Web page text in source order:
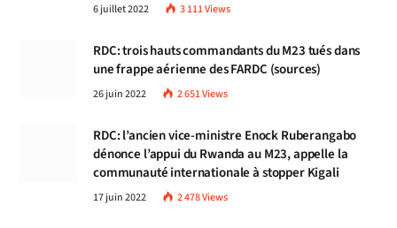
6 juillet 2022 3 111Views
RDC: trois hauts commandants du M23 tués dans
une frappe aérienne des FARDC (sources)
26 juin 2022 2 651Views
RDC: l’ancien vice-ministre Enock Ruberangabo
dénonce l’appui du Rwanda au M23, appelle la
communauté internationale à stopper Kigali
17 juin 2022 2 478Views